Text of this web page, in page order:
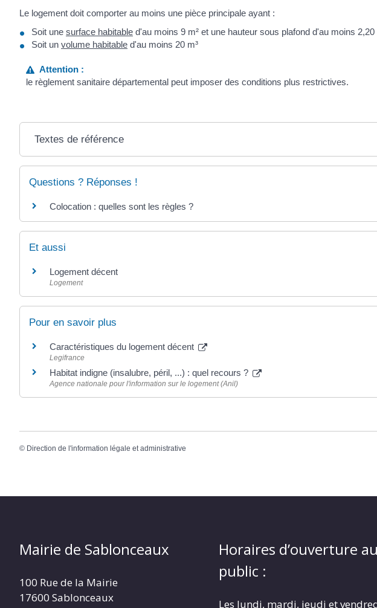
Le logement doit comporter au moins une pièce principale ayant :
Soit une surface habitable d'au moins 9 m² et une hauteur sous plafond d'au moins 2,20
Soit un volume habitable d'au moins 20 m³
Attention :
le règlement sanitaire départemental peut imposer des conditions plus restrictives.
Textes de référence
Questions ? Réponses !
Colocation : quelles sont les règles ?
Et aussi
Logement décent
Logement
Pour en savoir plus
Caractéristiques du logement décent
Legifrance
Habitat indigne (insalubre, péril, ...) : quel recours ?
Agence nationale pour l'information sur le logement (Anil)
© Direction de l'information légale et administrative
Mairie de Sablonceaux
100 Rue de la Mairie
17600 Sablonceaux
Horaires d’ouverture au
public :
Les lundi, mardi, jeudi et